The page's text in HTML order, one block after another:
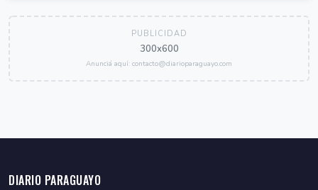
PUBLICIDAD
300x600
Anunciá aquí: contacto@diarioparaguayo.com
DIARIO PARAGUAYO